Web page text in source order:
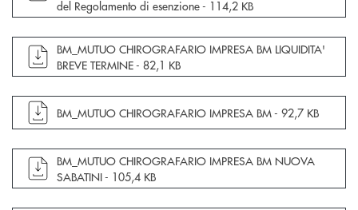
del Regolamento di esenzione - 114,2 KB
apre documento in una nuova finestra
BM_MUTUO CHIROGRAFARIO IMPRESA BM LIQUIDITA'
BREVE TERMINE - 82,1 KB
apre documento in una nuova finestra
BM_MUTUO CHIROGRAFARIO IMPRESA BM - 92,7 KB
apre documento in una nuova finestra
BM_MUTUO CHIROGRAFARIO IMPRESA BM NUOVA
SABATINI - 105,4 KB